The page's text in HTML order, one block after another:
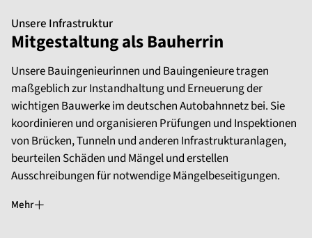
Unsere Infrastruktur
Mitgestaltung als Bauherrin
Unsere Bauingenieurinnen und Bauingenieure tragen
maßgeblich zur Instandhaltung und Erneuerung der
wichtigen Bauwerke im deutschen Autobahnnetz bei. Sie
koordinieren und organisieren Prüfungen und Inspektionen
von Brücken, Tunneln und anderen Infrastrukturanlagen,
beurteilen Schäden und Mängel und erstellen
Ausschreibungen für notwendige Mängelbeseitigungen.
Mehr